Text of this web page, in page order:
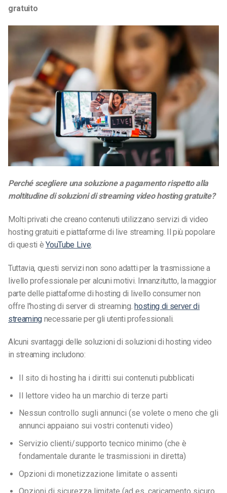
gratuito
Perché scegliere una soluzione a pagamento rispetto alla
moltitudine di soluzioni di streaming video hosting gratuite?
Molti privati che creano contenuti utilizzano servizi di video
hosting gratuiti e piattaforme di live streaming. Il più popolare
di questi èYouTube Live.
Tuttavia, questi servizi non sono adatti per la trasmissione a
livello professionale per alcuni motivi. Innanzitutto, la maggior
parte delle piattaforme di hosting di livello consumer non
offre l’hosting di server di streaming.hosting di server di
streaming necessarie per gli utenti professionali.
Alcuni svantaggi delle soluzioni di soluzioni di hosting video
in streaming includono:
Il sito di hosting ha i diritti sui contenuti pubblicati
Il lettore video ha un marchio di terze parti
Nessun controllo sugli annunci (se volete o meno che gli
annunci appaiano sui vostri contenuti video)
Servizio clienti/supporto tecnico minimo (che è
fondamentale durante le trasmissioni in diretta)
Opzioni di monetizzazione limitate o assenti